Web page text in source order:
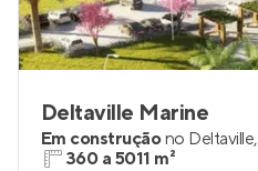
Deltaville Marine
Em construçãono Deltaville,
360 a 5011 m²